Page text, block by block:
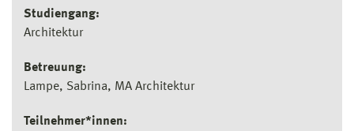
Studiengang:
Architektur
Betreuung:
Lampe, Sabrina, MA Architektur
Teilnehmer*innen: